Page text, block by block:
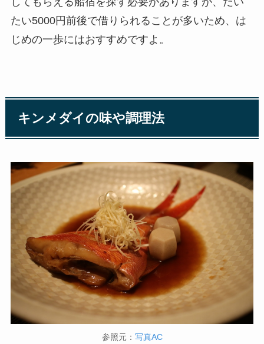
たい5000円前後で借りられることが多いため、は
じめの一歩にはおすすめですよ。
キンメダイの味や調理法
参照元： 写真AC